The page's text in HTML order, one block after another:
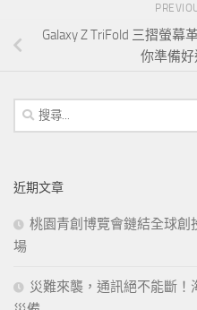
Galaxy Z TriFold 三摺螢幕
你準備好
搜
尋
字:
近期文章
桃園青創博覽會鏈結全球創
場
災難來襲，通訊絕不能斷